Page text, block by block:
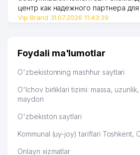
центр как надежного партнера
Vip Brand 31.07.2026 11:43:39
Foydali ma'lumotlar
O'zbekistonning mashhur saytlari
O'lchov birliklari tizimi: massa,
maydon
O'zbekiston saytlari
Kommunal (uy-joy) tariflari Toshkent,
Onlayn xizmatlar